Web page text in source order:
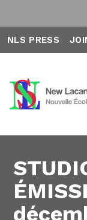
NLS PRESS